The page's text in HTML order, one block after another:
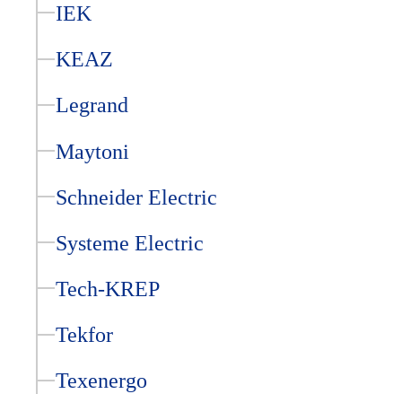
IEK
KEAZ
Legrand
Maytoni
Schneider Electric
Systeme Electric
Tech-KREP
Tekfor
Texenergo